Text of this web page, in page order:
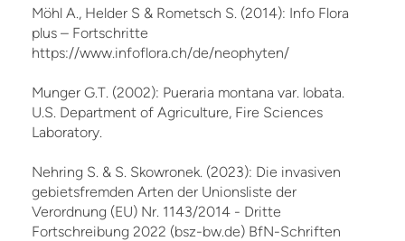
Möhl A., Helder S & Rometsch S. (2014): Info Flora
plus – Fortschritte
https://www.infoflora.ch/de/neophyten/
Munger G.T. (2002): Pueraria montana var. lobata.
U.S. Department of Agriculture, Fire Sciences
Laboratory.
Nehring S. & S. Skowronek. (2023): Die invasiven
gebietsfremden Arten der Unionsliste der
Verordnung (EU) Nr. 1143/2014 - Dritte
Fortschreibung 2022 (bsz-bw.de) BfN-Schriften